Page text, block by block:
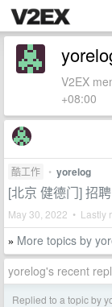
V2EX
+08:00
酷工作 • yorelog
[北京 健德门] 招
May 30, 2022 • Lastly
» More topics by
yorelog's recent
Replied to a topic by